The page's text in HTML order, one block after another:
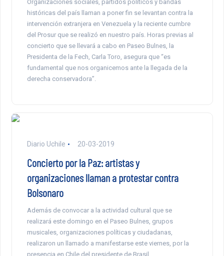
Organizaciones sociales, partidos políticos y bandas
históricas del país llaman a poner fin se levantan contra la
intervención extranjera en Venezuela y la reciente cumbre
del Prosur que se realizó en nuestro país. Horas previas al
concierto que se llevará a cabo en Paseo Bulnes, la
Presidenta de la Fech, Carla Toro, asegura que “es
fundamental que nos organicemos ante la llegada de la
derecha conservadora”.
Diario Uchile 20-03-2019
Concierto por la Paz: artistas y
organizaciones llaman a protestar contra
Bolsonaro
Además de convocar a la actividad cultural que se
realizará este domingo en el Paseo Bulnes, grupos
musicales, organizaciones políticas y ciudadanas,
realizaron un llamado a manifestarse este viernes, por la
presencia en Chile del presidente de Brasil.